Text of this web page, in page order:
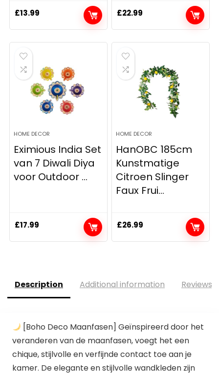
£13.99 £22.99
HOME DECOR
Eximious India Set
van 7 Diwali Diya
voor Outdoor ...
£17.99
HOME DECOR
HanOBC 185cm
Kunstmatige
Citroen Slinger
Faux Frui...
£26.99
Description Additional information Reviews
[Boho Deco Maanfasen] Geïnspireerd door het
veranderen van de maanfasen, voegt het een
chique, stijlvolle en verfijnde contact toe aan je
kamer. De elegante en stijlvolle wandkleden zijn